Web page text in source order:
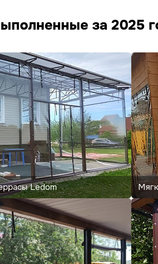
за 2025
Ledom